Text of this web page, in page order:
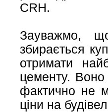
CRH.
Зауважмо,
збирається
отримати
цементу. Воно
фактично не
ціни на